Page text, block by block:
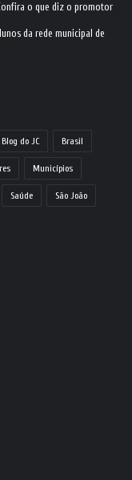
o que diz o promotor
da rede municipal de
Blog do JC Brasil
Municípios
Saúde São João